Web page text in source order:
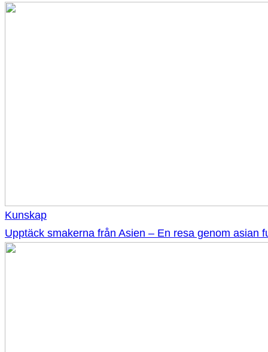
Kunskap
Upptäck smakerna från Asien – En resa genom asian